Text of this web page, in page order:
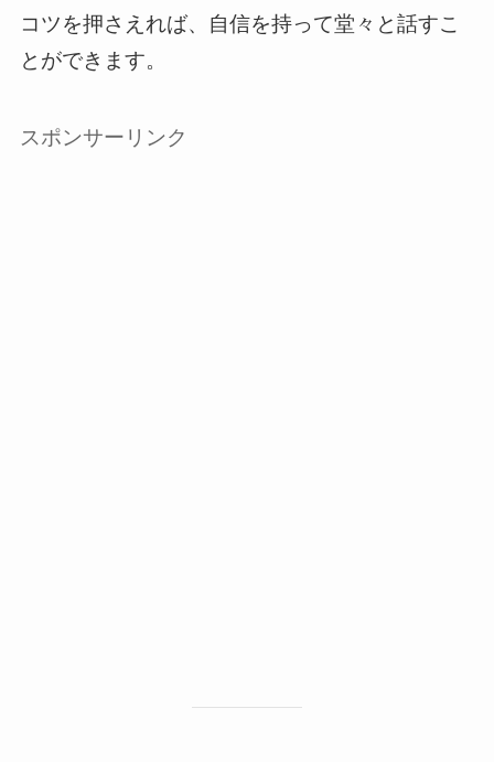
コツを押さえれば、自信を持って堂々と話すこ
とができます。
スポンサーリンク